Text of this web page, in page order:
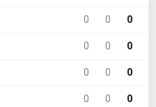
0 0 0
0 0 0
0 0 0
0 0 0